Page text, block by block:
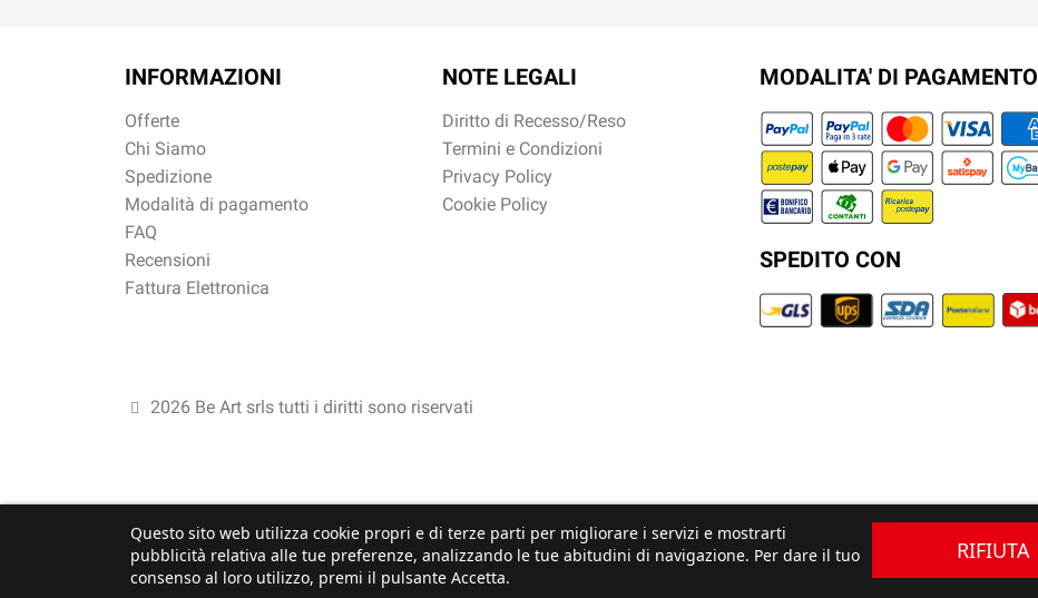
INFORMAZIONI
Offerte
Chi Siamo
Spedizione
Modalità di pagamento
FAQ
Recensioni
Fattura Elettronica
NOTE LEGALI
Diritto di Recesso/Reso
Termini e Condizioni
Privacy Policy
Cookie Policy
MODALITA' DI PAGAMENTO
SPEDITO CON
2026 Be Art srls tutti i diritti sono riservati
Questo sito web utilizza cookie propri e di terze parti per migliorare i servizi e mostrarti
pubblicità relativa alle tue preferenze, analizzando le tue abitudini di navigazione. Per dare il tuo
consenso al loro utilizzo, premi il pulsante Accetta.
RIFIUTA